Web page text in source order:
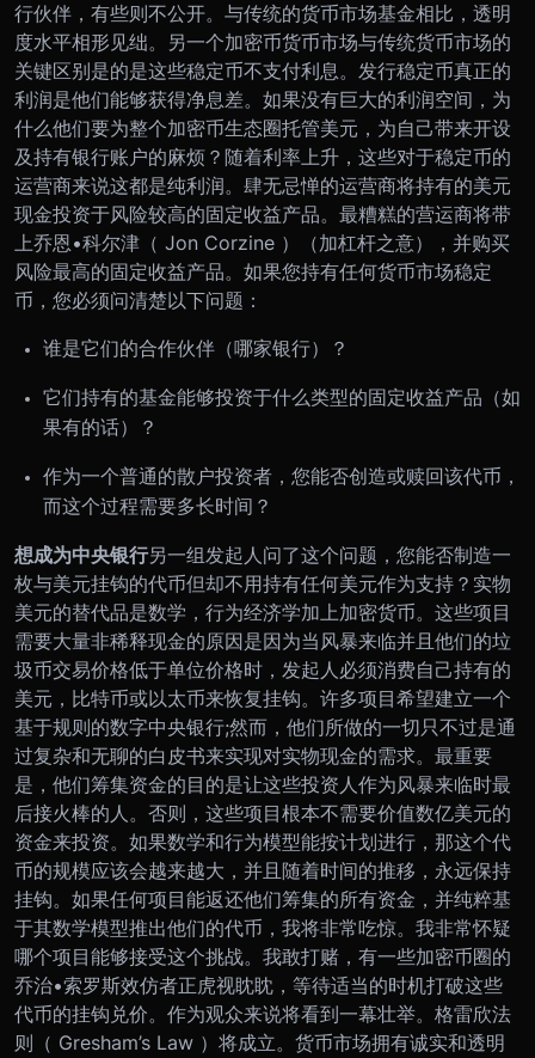
行伙伴，有些则不公开。与传统的货币市场基金相比，透明
度水平相形见绌。 另一个加密币货币市场与传统货币市场的
关键区别是的是这些稳定币不支付利息。发行稳定币真正的
利润是他们能够获得净息差。如果没有巨大的利润空间，为
什么他们要为整个加密币生态圈托管美元，为自己带来开设
及持有银行账户的麻烦？ 随着利率上升，这些对于稳定币的
运营商来说这都是纯利润。肆无忌惮的运营商将持有的美元
现金投资于风险较高的固定收益产品。最糟糕的营运商将带
上乔恩•科尔津（ Jon Corzine ）（加杠杆之意），并购买
风险最高的固定收益产品。 如果您持有任何货币市场稳定
币，您必须问清楚以下问题：
谁是它们的合作伙伴（哪家银行）？
它们持有的基金能够投资于什么类型的固定收益产品（如
果有的话）？
作为一个普通的散户投资者，您能否创造或赎回该代币，
而这个过程需要多长时间？
想成为中央银行另一组发起人问了这个问题，您能否制造一
枚与美元挂钩的代币但却不用持有任何美元作为支持？ 实物
美元的替代品是数学，行为经济学加上加密货币。这些项目
需要大量非稀释现金的原因是因为当风暴来临并且他们的垃
圾币交易价格低于单位价格时，发起人必须消费自己持有的
美元，比特币或以太币来恢复挂钩。 许多项目希望建立一个
基于规则的数字中央银行;然而，他们所做的一切只不过是通
过复杂和无聊的白皮书来实现对实物现金的需求。 最重要
是，他们筹集资金的目的是让这些投资人作为风暴来临时最
后接火棒的人。否则，这些项目根本不需要价值数亿美元的
资金来投资。如果数学和行为模型能按计划进行，那这个代
币的规模应该会越来越大，并且随着时间的推移，永远保持
挂钩。 如果任何项目能返还他们筹集的所有资金，并纯粹基
于其数学模型推出他们的代币，我将非常吃惊。我非常怀疑
哪个项目能够接受这个挑战。 我敢打赌，有一些加密币圈的
乔治•索罗斯效仿者正虎视眈眈，等待适当的时机打破这些
代币的挂钩兑价。作为观众来说将看到一幕壮举。 格雷欣法
则（ Gresham’s Law ）将成立。货币市场拥有诚实和透明